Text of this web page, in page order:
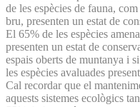
de les espècies de fauna,
bru, presenten un estat de
El 65% de les espècies
presenten un estat de
espais oberts de muntanya i
les espècies avaluades
Cal recordar que el
aquests sistemes ecològics